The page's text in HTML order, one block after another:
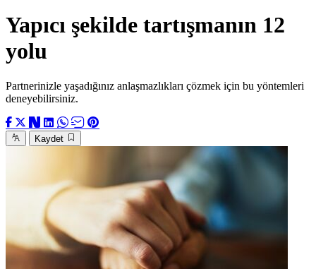
Yapıcı şekilde tartışmanın 12
yolu
Partnerinizle yaşadığınız anlaşmazlıkları çözmek için bu yöntemleri
deneyebilirsiniz.
Kaydet